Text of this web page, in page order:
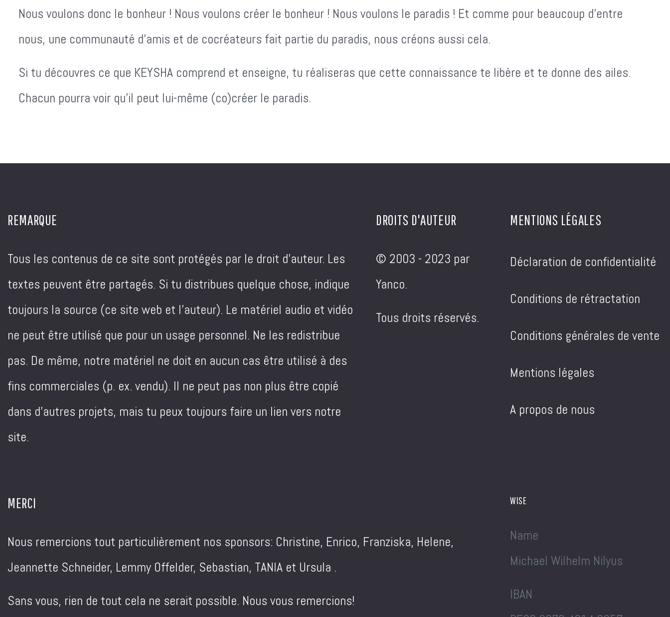
Nous voulons donc le bonheur ! Nous voulons créer le bonheur ! Nous voulons le paradis ! Et comme pour beaucoup d'entre
nous, une communauté d'amis et de cocréateurs fait partie du paradis, nous créons aussi cela.
Si tu découvres ce que KEYSHA comprend et enseigne, tu réaliseras que cette connaissance te libère et te donne des ailes.
Chacun pourra voir qu'il peut lui-même (co)créer le paradis.
REMARQUE
Tous les contenus de ce site sont protégés par le droit d'auteur. Les
textes peuvent être partagés. Si tu distribues quelque chose, indique
toujours la source (ce site web et l'auteur). Le matériel audio et vidéo
ne peut être utilisé que pour un usage personnel. Ne les redistribue
pas. De même, notre matériel ne doit en aucun cas être utilisé à des
fins commerciales (p. ex. vendu). Il ne peut pas non plus être copié
dans d'autres projets, mais tu peux toujours faire un lien vers notre
site.
DROITS D'AUTEUR
© 2003 - 2023 par
Yanco.
Tous droits réservés.
MENTIONS LÉGALES
Déclaration de confidentialité
Conditions de rétractation
Conditions générales de vente
Mentions légales
A propos de nous
MERCI
Nous remercions tout particulièrement nos sponsors: Christine, Enrico, Franziska, Helene,
Jeannette Schneider, Lemmy Offelder, Sebastian, TANIA et Ursula .
Sans vous, rien de tout cela ne serait possible. Nous vous remercions!
WISE
Name
Michael Wilhelm Nilyus
IBAN